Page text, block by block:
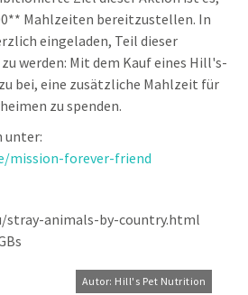
Mahlzeiten bereitzustellen. In
eingeladen, Teil dieser
werden: Mit dem Kauf eines Hill's-
bei, eine zusätzliche Mahlzeit für
zu spenden.
unter:
mission-forever-friend
stray-animals-by-country.html
Autor: Hill's Pet Nutrition